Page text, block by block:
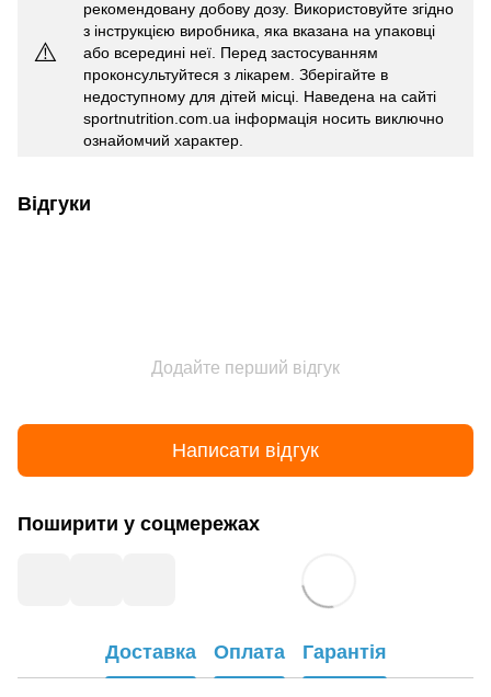
⚠️
рекомендовану добову дозу. Використовуйте згідно
з інструкцією виробника, яка вказана на упаковці
або всередині неї. Перед застосуванням
проконсультуйтеся з лікарем. Зберігайте в
недоступному для дітей місці. Наведена на сайті
sportnutrition.com.ua інформація носить виключно
ознайомчий характер.
Відгуки
Додайте перший відгук
Написати відгук
Поширити у соцмережах
Доставка Оплата Гарантія